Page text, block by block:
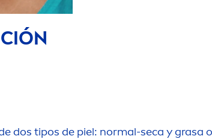
dos tipos de piel: normal-seca y grasa